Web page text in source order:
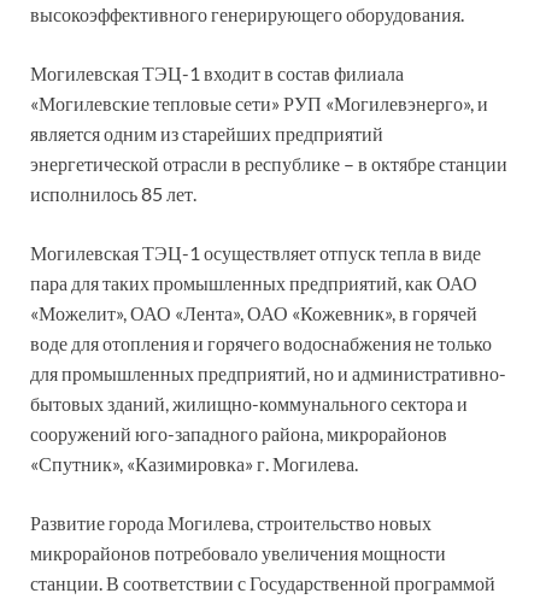
высокоэффективного генерирующего оборудования.
Могилевская ТЭЦ-1 входит в состав филиала
«Могилевские тепловые сети» РУП «Могилевэнерго», и
является одним из старейших предприятий
энергетической отрасли в республике – в октябре станции
исполнилось 85 лет.
Могилевская ТЭЦ-1 осуществляет отпуск тепла в виде
пара для таких промышленных предприятий, как ОАО
«Можелит», ОАО «Лента», ОАО «Кожевник», в горячей
воде для отопления и горячего водоснабжения не только
для промышленных предприятий, но и административно-
бытовых зданий, жилищно-коммунального сектора и
сооружений юго-западного района, микрорайонов
«Спутник», «Казимировка» г. Могилева.
Развитие города Могилева, строительство новых
микрорайонов потребовало увеличения мощности
станции. В соответствии с Государственной программой